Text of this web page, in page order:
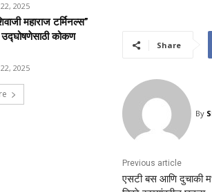
2025
महाराज टर्मिनल्स”
उद्घोषणेसाठी कोकण
2025
Share
By
Previous article
एसटी बस आणि दुचाकी